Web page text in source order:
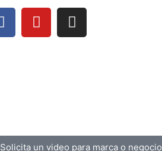
Solicita un video para marca o negocio